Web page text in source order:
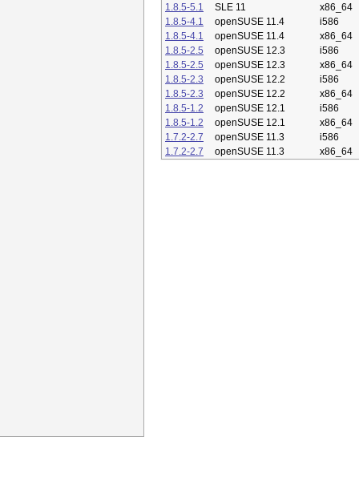
1.8.5-5.1
SLE 11
x86_64
1.8.5-4.1
openSUSE 11.4
i586
1.8.5-4.1
openSUSE 11.4
x86_64
1.8.5-2.5
openSUSE 12.3
i586
1.8.5-2.5
openSUSE 12.3
x86_64
1.8.5-2.3
openSUSE 12.2
i586
1.8.5-2.3
openSUSE 12.2
x86_64
1.8.5-1.2
openSUSE 12.1
i586
1.8.5-1.2
openSUSE 12.1
x86_64
1.7.2-2.7
openSUSE 11.3
i586
1.7.2-2.7
openSUSE 11.3 x86_64